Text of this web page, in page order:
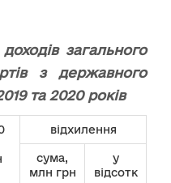
загального
з державного
та 2020 років
відхилення
сума,
млн грн
у
відсотк